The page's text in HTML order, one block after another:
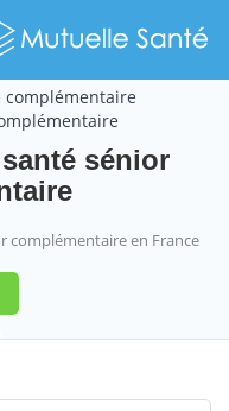
sénior
complémentaire en France